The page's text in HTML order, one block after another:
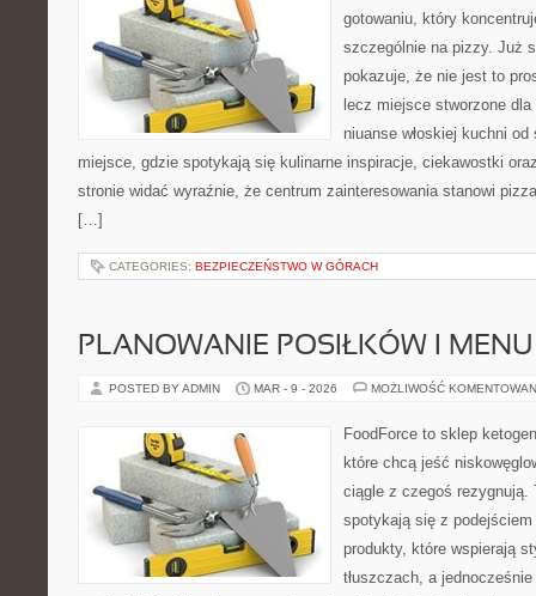
gotowaniu, który
szczególnie na pizzy. Już
pokazuje, że nie jest to
lecz miejsce stworzone
niuanse włoskiej kuchni
miejsce, gdzie spotykają się kulinarne inspiracje, ciekawostki
stronie widać wyraźnie, że centrum zainteresowania stanowi
[…]
CATEGORIES: BEZPIECZEŃSTWO W GÓRACH
PLANOWANIE POSIŁKÓW I MENU
POSTED BY ADMIN MAR - 9 - 2026 MOŻLIWOŚĆ
FoodForce to sklep
które chcą jeść
ciągle z czegoś
spotykają się z
produkty, które wspierają
tłuszczach, a